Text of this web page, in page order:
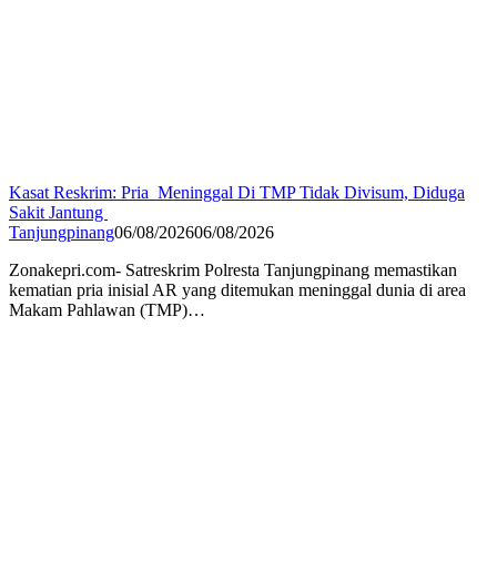
Kasat Reskrim: Pria Meninggal Di TMP Tidak Divisum, Diduga
Sakit Jantung
Tanjungpinang06/08/202606/08/2026
Zonakepri.com- Satreskrim Polresta Tanjungpinang memastikan
kematian pria inisial AR yang ditemukan meninggal dunia di area
Makam Pahlawan (TMP)…